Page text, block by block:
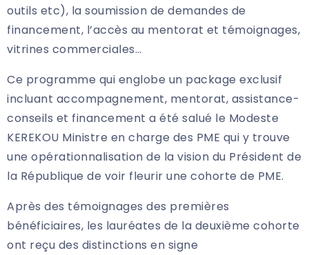
outils etc), la soumission de demandes de
financement, l’accès au mentorat et témoignages,
vitrines commerciales…
Ce programme qui englobe un package exclusif
incluant accompagnement, mentorat, assistance-
conseils et financement a été salué le Modeste
KEREKOU Ministre en charge des PME qui y trouve
une opérationnalisation de la vision du Président de
la République de voir fleurir une cohorte de PME.
Après des témoignages des premières
bénéficiaires, les lauréates de la deuxième cohorte
ont reçu des distinctions en signe